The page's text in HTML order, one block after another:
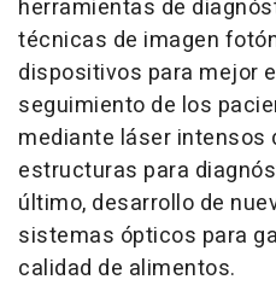
herramientas de
técnicas de imagen
dispositivos para mejor
seguimiento de los
mediante láser intensos
estructuras para
último, desarrollo de
sistemas ópticos para
calidad de alimentos.